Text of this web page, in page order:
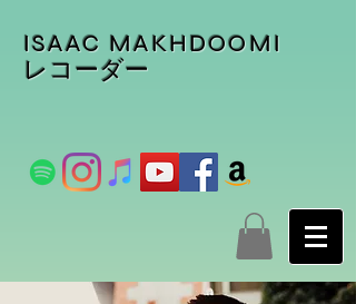
ISAAC MAKHDOOMI
レコーダー